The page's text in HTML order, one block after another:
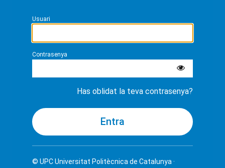
Usuari
Contrasenya
Has oblidat la teva contrasenya?
© UPCUniversitat Politècnica de Catalunya ·